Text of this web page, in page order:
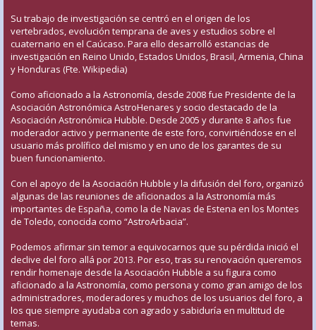
Su trabajo de investigación se centró en el origen de los
vertebrados, evolución temprana de aves y estudios sobre el
cuaternario en el Caúcaso. Para ello desarrolló estancias de
investigación en Reino Unido, Estados Unidos, Brasil, Armenia, China
y Honduras (Fte. Wikipedia)
Como aficionado a la Astronomía, desde 2008 fue Presidente de la
Asociación Astronómica AstroHenares y socio destacado de la
Asociación Astronómica Hubble. Desde 2005 y durante 8 años fue
moderador activo y permanente de este foro, convirtiéndose en el
usuario más prolífico del mismo y en uno de los garantes de su
buen funcionamiento.
Con el apoyo de la Asociación Hubble y la difusión del foro, organizó
algunas de las reuniones de aficionados a la Astronomía más
importantes de España, como la de Navas de Estena en los Montes
de Toledo, conocida como “AstroArbacia”.
Podemos afirmar sin temor a equivocarnos que su pérdida inició el
declive del foro allá por 2013. Por eso, tras su renovación queremos
rendir homenaje desde la Asociación Hubble a su figura como
aficionado a la Astronomía, como persona y como gran amigo de los
administradores, moderadores y muchos de los usuarios del foro, a
los que siempre ayudaba con agrado y sabiduría en multitud de
temas.